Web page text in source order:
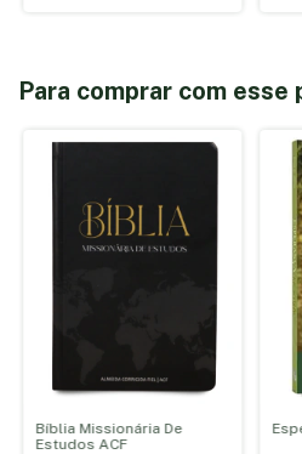
Para comprar com esse
Bíblia Missionária De
Estudos ACF